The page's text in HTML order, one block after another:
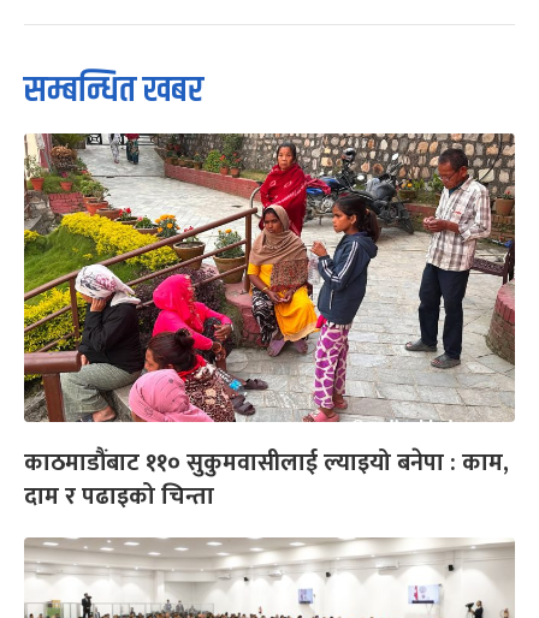
सम्बन्धित खबर
काठमाडौंबाट ११० सुकुमवासीलाई ल्याइयो बनेपा : काम,
दाम र पढाइको चिन्ता